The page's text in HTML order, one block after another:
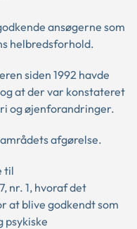
ansøgerne som
helbredsforhold.
siden 1992 havde
at der var konstateret
og øjenforandringer.
afgørelse.
til
nr. 1, hvoraf det
at blive godkendt som
psykiske